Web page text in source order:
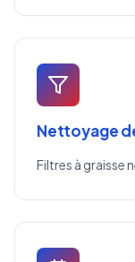
Nettoyage
Filtres à graisse